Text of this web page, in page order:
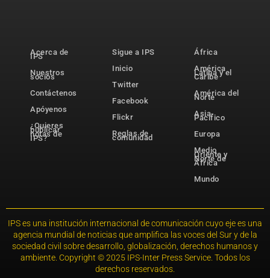
Acerca de
IPS
Nuestros
socios
Contáctenos
Apóyenos
¿Quieres
publicar
notas de
IPS?
Sigue a IPS
Inicio
Twitter
Facebook
Flickr
Reglas de
comunidad
África
América
Latina y el
Caribe
América del
Norte
Asia-
Pacífico
Europa
Medio
Oriente y
Norte de
África
Mundo
IPS es una institución internacional de comunicación cuyo eje es una
agencia mundial de noticias que amplifica las voces del Sur y de la
sociedad civil sobre desarrollo, globalización, derechos humanos y
ambiente. Copyright © 2025 IPS-Inter Press Service. Todos los
derechos reservados.